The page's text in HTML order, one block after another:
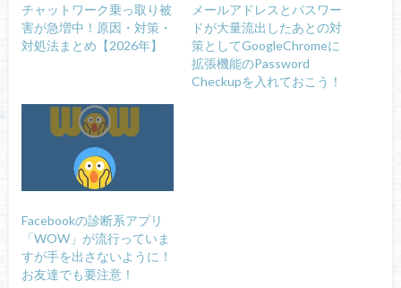
チャットワーク乗っ取り被
害が急増中！原因・対策・
対処法まとめ【2026年】
メールアドレスとパスワー
ドが大量流出したあとの対
策としてGoogleChromeに
拡張機能のPassword
Checkupを入れておこう！
Facebookの診断系アプリ
「WOW」が流行っていま
すが手を出さないように！
お友達でも要注意！